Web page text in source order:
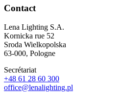
Contact
Lena Lighting S.A.
Kornicka rue 52
Sroda Wielkopolska
63-000, Pologne
Secrétariat
+48 61 28 60 300
office@lenalighting.pl